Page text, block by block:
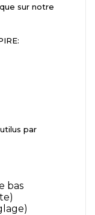
sur notre
par
bas